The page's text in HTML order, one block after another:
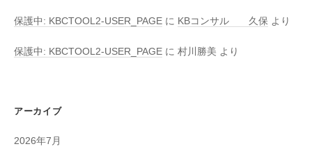
保護中: KBCTOOL2-USER_PAGE に KBコンサル 久保 より
保護中: KBCTOOL2-USER_PAGE に 村川勝美 より
アーカイブ
2026年7月